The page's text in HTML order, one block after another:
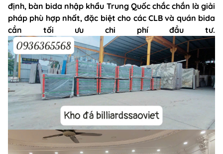
định, bàn bida nhập khẩu Trung Quốc chắc chắn là giải
pháp phù hợp nhất, đặc biệt cho các CLB và quán bida
cần tối ưu chi phí đầu tư.